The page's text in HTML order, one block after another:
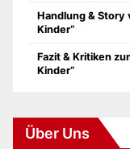
Handlung & Story
Kinder“
Fazit & Kritiken
Kinder“
Über Uns